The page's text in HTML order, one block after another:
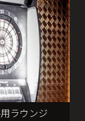
ラウンジ